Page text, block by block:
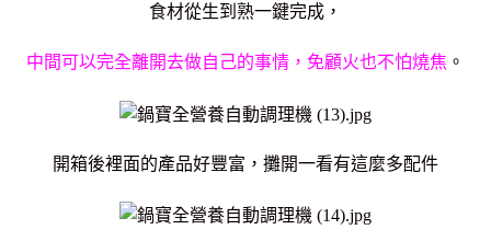
食材從生到熟一鍵完成，
中間可以完全離開去做自己的事情，免顧火也不怕燒焦 。
開箱後裡面的產品好豐富，攤開一看有這麼多配件